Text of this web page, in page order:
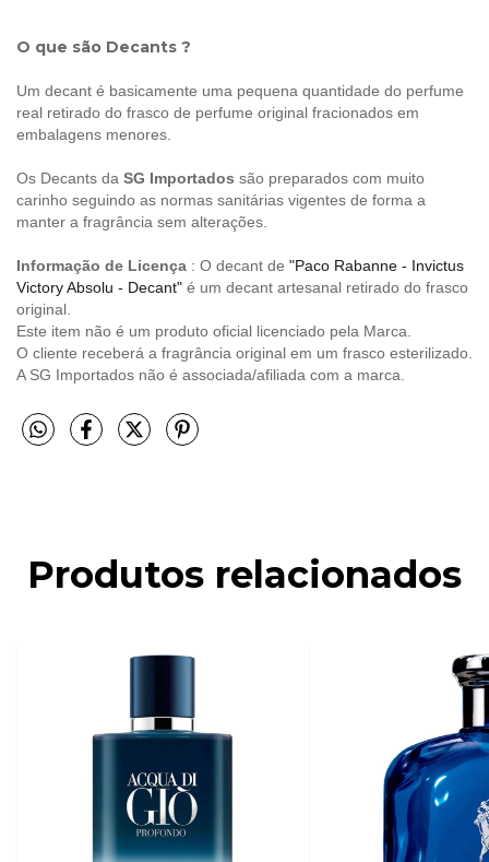
O que são Decants ?
Um decant é basicamente uma pequena quantidade do perfume
real retirado do frasco de perfume original fracionados em
embalagens menores.
Os Decants da SG Importados são preparados com muito
carinho seguindo as normas sanitárias vigentes de forma a
manter a fragrância sem alterações.
Informação de Licença : O decant de "Paco Rabanne - Invictus
Victory Absolu - Decant" é um decant artesanal retirado do frasco
original.
Este item não é um produto oficial licenciado pela Marca.
O cliente receberá a fragrância original em um frasco esterilizado.
A SG Importados não é associada/afiliada com a marca.
Produtos relacionados